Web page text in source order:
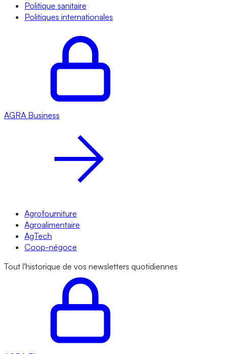
Politique sanitaire
Politiques internationales
AGRA Business
Agrofourniture
Agroalimentaire
AgTech
Coop-négoce
Tout l'historique de vos newsletters quotidiennes